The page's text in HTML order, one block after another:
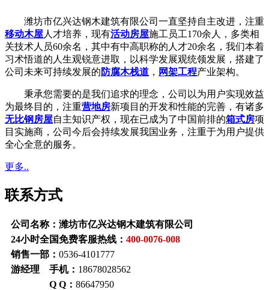
潍坊市亿兴达钢木建筑有限公司一直坚持自主改进，注重
移动木屋人才培养，现有活动房屋施工员工170余人，多类相
关技术人员60余名，其中有中高职称的人才20余名，我们本着
习术悟道的人生观锐意进取，以科学发展观统领发展，搭建了
公司未来可持续发展的 防腐木栈道 ， 网架工程产业架构。
秉承您需要的是我们追求的理念，公司以为用户实现效益
为最终目的，注重营地房新项目的开发和性能的完善，有诸多
无比钢房屋自主知识产权，现在已成为了中国前排的箱式房项
目实施商，公司今后会持续发展我国业务，注重于为用户提供
全心全意的服务。
更多..
联系方式
公司名称：潍坊市亿兴达钢木建筑有限公司
24小时全国免费客服热线： 400-0076-008
销售一部： 0536-4101777
游经理 手机： 18678028562
Q Q： 86647950